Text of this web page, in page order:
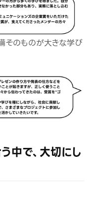
そのものが大きな学び
中で、大切にし